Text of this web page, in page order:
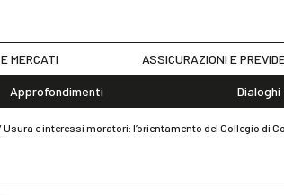
MERCATI ASSICURAZIONI E
Approfondimenti
Dialoghi
Usura e interessi moratori: l’orientamento del Collegio di